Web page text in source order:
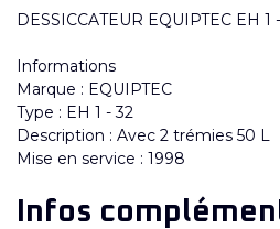
DESSICCATEUR EQUIPTEC EH 1
Informations
Marque : EQUIPTEC
Type : EH 1 - 32
Description : Avec 2 trémies 50 L
Mise en service : 1998
Infos